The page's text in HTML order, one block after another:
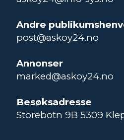
Andre
post@askoy24.no
Annonser
marked@askoy24.no
Besøksadresse
Storebotn 9B 5309